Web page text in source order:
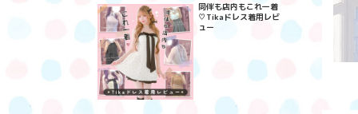
同伴も店内もこれ一着
♡Tikaドレス着用レビ
ュー